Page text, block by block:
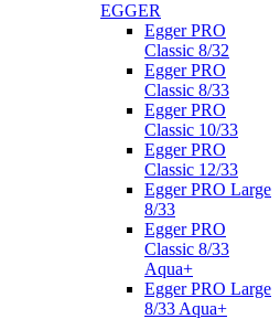
EGGER
Egger PRO
Classic 8/32
Egger PRO
Classic 8/33
Egger PRO
Classic 10/33
Egger PRO
Classic 12/33
Egger PRO Large
8/33
Egger PRO
Classic 8/33
Aqua+
Egger PRO Large
8/33 Aqua+